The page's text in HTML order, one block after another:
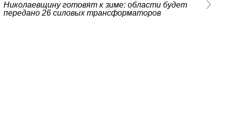
Николаевщину готовят к зиме: области будет
передано 26 силовых трансформаторов